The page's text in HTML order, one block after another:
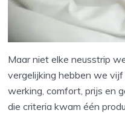
Maar niet elke neusstrip
vergelijking hebben we
werking, comfort, prijs en
die criteria kwam één